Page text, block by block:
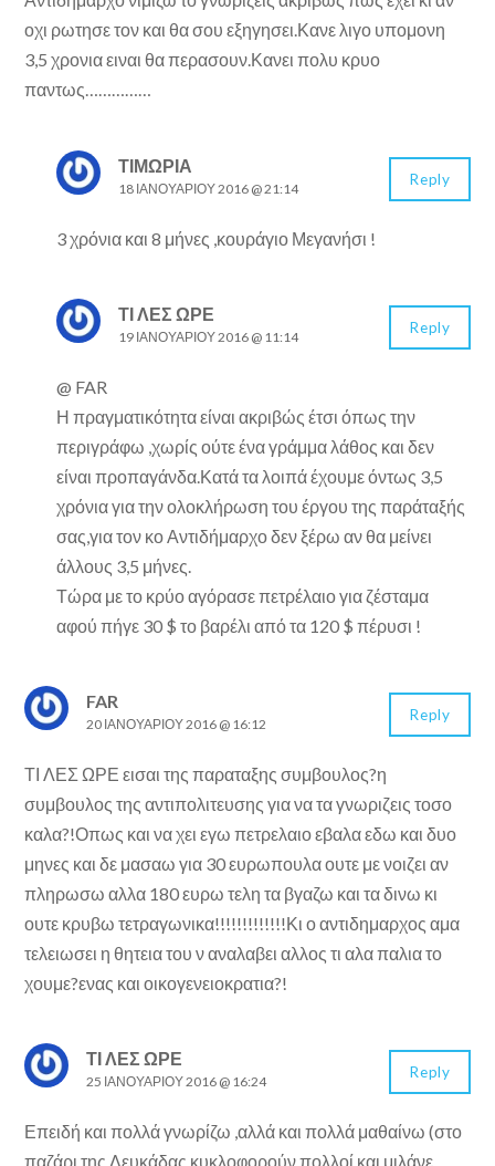
οχι ρωτησε τον και θα σου εξηγησει.Κανε λιγο υπομονη
3,5 χρονια ειναι θα περασουν.Κανει πολυ κρυο
παντως……………
ΤΙΜΩΡΙΑ
18 ΙΑΝΟΥΑΡΊΟΥ 2016 @ 21:14
3 χρόνια και 8 μήνες ,κουράγιο Μεγανήσι !
Reply
ΤΙ ΛΕΣ ΩΡΕ
19 ΙΑΝΟΥΑΡΊΟΥ 2016 @ 11:14
@ FAR
Η πραγματικότητα είναι ακριβώς έτσι όπως την
περιγράφω ,χωρίς ούτε ένα γράμμα λάθος και δεν
είναι προπαγάνδα.Κατά τα λοιπά έχουμε όντως 3,5
χρόνια για την ολοκλήρωση του έργου της παράταξής
σας,για τον κο Αντιδήμαρχο δεν ξέρω αν θα μείνει
άλλους 3,5 μήνες.
Τώρα με το κρύο αγόρασε πετρέλαιο για ζέσταμα
αφού πήγε 30 $ το βαρέλι από τα 120 $ πέρυσι !
Reply
FAR
20 ΙΑΝΟΥΑΡΊΟΥ 2016 @ 16:12
ΤΙ ΛΕΣ ΩΡΕ εισαι της παραταξης συμβουλος?η
συμβουλος της αντιπολιτευσης για να τα γνωριζεις τοσο
καλα?!Οπως και να χει εγω πετρελαιο εβαλα εδω και δυο
μηνες και δε μασαω για 30 ευρωπουλα ουτε με νοιζει αν
πληρωσω αλλα 180 ευρω τελη τα βγαζω και τα δινω κι
ουτε κρυβω τετραγωνικα!!!!!!!!!!!!!Κι ο αντιδημαρχος αμα
τελειωσει η θητεια του ν αναλαβει αλλος τι αλα παλια το
χουμε?ενας και οικογενειοκρατια?!
Reply
ΤΙ ΛΕΣ ΩΡΕ
25 ΙΑΝΟΥΑΡΊΟΥ 2016 @ 16:24
Επειδή και πολλά γνωρίζω ,αλλά και πολλά μαθαίνω (στο
παζάρι της Λευκάδας κυκλοφορούν πολλοί και μιλάνε
Reply